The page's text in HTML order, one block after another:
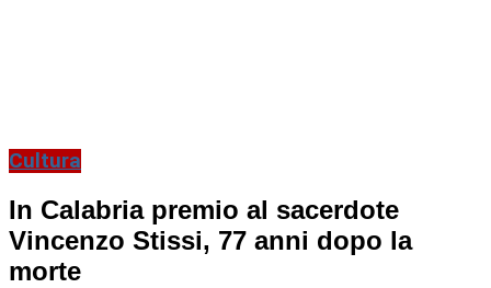
Cultura
In Calabria premio al sacerdote
Vincenzo Stissi, 77 anni dopo la
morte